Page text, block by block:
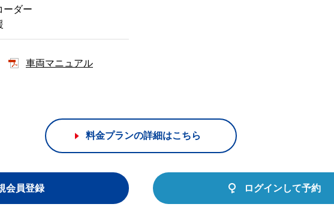
ーダー
車両マニュアル
料金プランの詳細はこちら
会員登録 ログインして予約